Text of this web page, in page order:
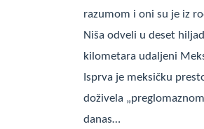
razumom i oni su je iz
Niša odveli u deset
kilometara udaljeni
Isprva je meksičku
doživela
danas…